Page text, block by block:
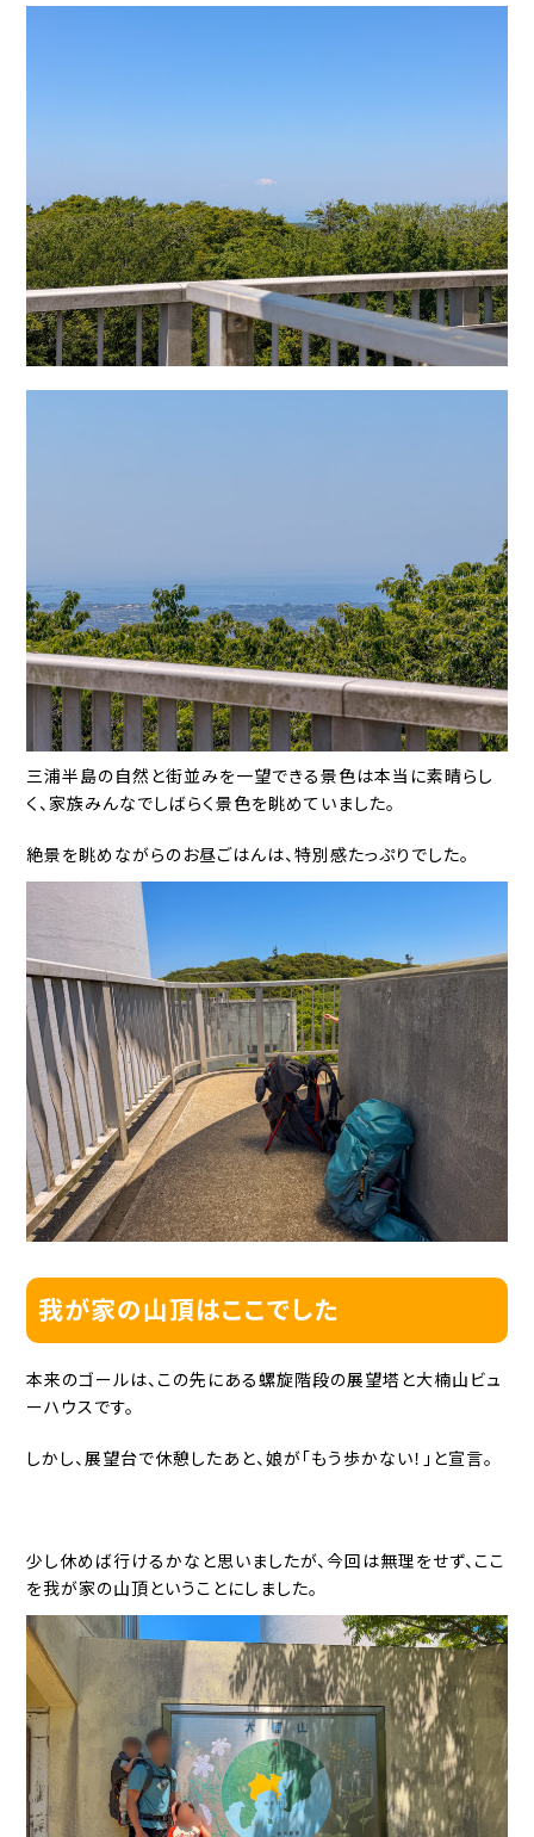
三浦半島の自然と街並みを一望できる景色は本当に素晴らし
く、家族みんなでしばらく景色を眺めていました。
絶景を眺めながらのお昼ごはんは、特別感たっぷりでした。
我が家の山頂はここでした
本来のゴールは、この先にある螺旋階段の展望塔と大楠山ビュ
ーハウスです。
しかし、展望台で休憩したあと、娘が「もう歩かない！」と宣言。
少し休めば行けるかなと思いましたが、今回は無理をせず、ここ
を我が家の山頂ということにしました。